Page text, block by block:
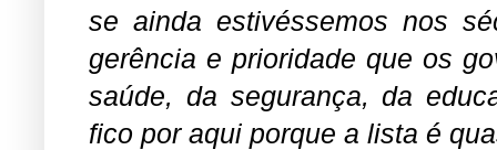
se ainda estivéssemos nos
gerência e prioridade que os
saúde, da segurança, da
fico por aqui porque a lista é